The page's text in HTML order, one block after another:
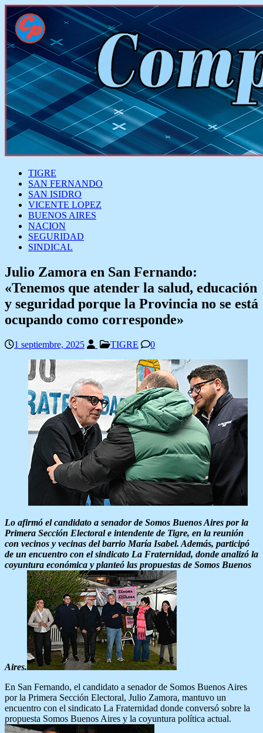
TIGRE
SAN FERNANDO
SAN ISIDRO
VICENTE LOPEZ
BUENOS AIRES
NACION
SEGURIDAD
SINDICAL
Julio Zamora en San Fernando:
«Tenemos que atender la salud, educación
y seguridad porque la Provincia no se está
ocupando como corresponde»
1 septiembre, 2025 TIGRE 0
Lo afirmó el candidato a senador de Somos Buenos Aires por la
Primera Sección Electoral e intendente de Tigre, en la reunión
con vecinos y vecinas del barrio María Isabel. Además, participó
de un encuentro con el sindicato La Fraternidad, donde analizó la
coyuntura económica y planteó las propuestas de Somos Buenos
Aires.
En San Fernando, el candidato a senador de Somos Buenos Aires
por la Primera Sección Electoral, Julio Zamora, mantuvo un
encuentro con el sindicato La Fraternidad donde conversó sobre la
propuesta Somos Buenos Aires y la coyuntura política actual.